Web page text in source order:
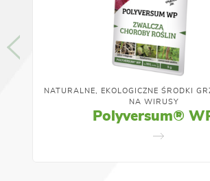
NATURALNE, EKOLOGICZNE ŚRODKI
NA WIRUSY
Polyversum®